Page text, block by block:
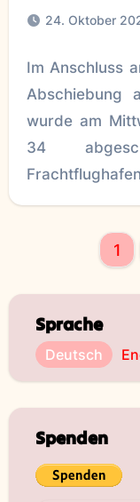
24. Oktober
Im Anschluss
Abschiebung
wurde am
34
der
Beiträge
1
Sprache
Deutsch
Spenden